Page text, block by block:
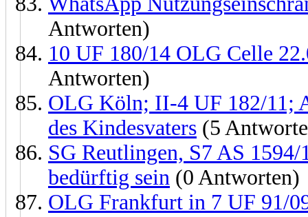
Antworten)
10 UF 180/14 OLG Celle
Antworten)
OLG Köln; II-4 UF 182/11;
des Kindesvaters (5
SG Reutlingen, S7 AS
bedürftig sein (0 Antworten)
OLG Frankfurt in 7 UF 91/